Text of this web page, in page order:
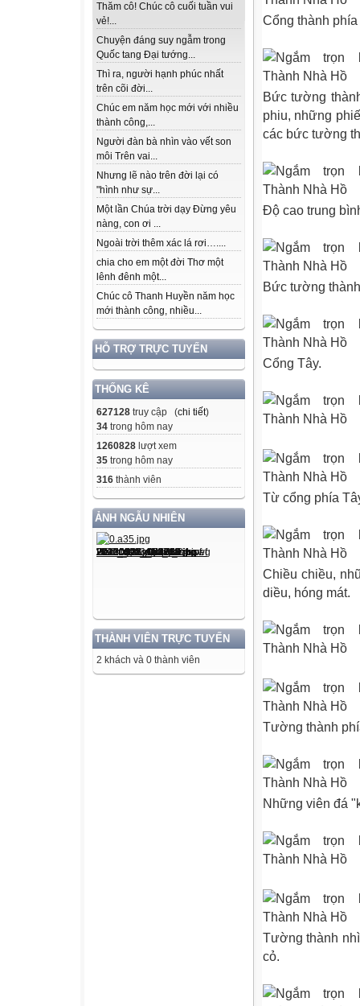
Thăm cô! Chúc cô cuối tuần vui
vẻ!...
Chuyện đáng suy ngẫm trong
Quốc tang Đại tướng...
Thì ra, người hạnh phúc nhất
trên cõi đời...
Chúc em năm học mới với nhiều
thành công,...
Người đàn bà nhìn vào vết son
môi Trên vai...
Nhưng lẽ nào trên đời lại có
"hình như sự...
Một lần Chúa trời dạy Đừng yêu
nàng, con ơi ...
Ngoài trời thêm xác lá rơi…....
chia cho em một đời Thơ một
lênh đênh một...
Chúc cô Thanh Huyền năm học
mới thành công, nhiều...
HỖ TRỢ TRỰC TUYẾN
THỐNG KÊ
627128 truy cập (chi tiết)
34 trong hôm nay
1260828 lượt xem
35 trong hôm nay
316 thành viên
ẢNH NGẪU NHIÊN
THÀNH VIÊN TRỰC TUYẾN
2 khách và 0 thành viên
Cổng thành phía
Bức tường
phiu, những
các bức tường
Độ cao trung
Bức tường
Cổng Tây.
Từ cổng phía
Chiều chiều,
diều, hóng mát.
Tường thành
Những viên đá
Tường thành
cỏ.